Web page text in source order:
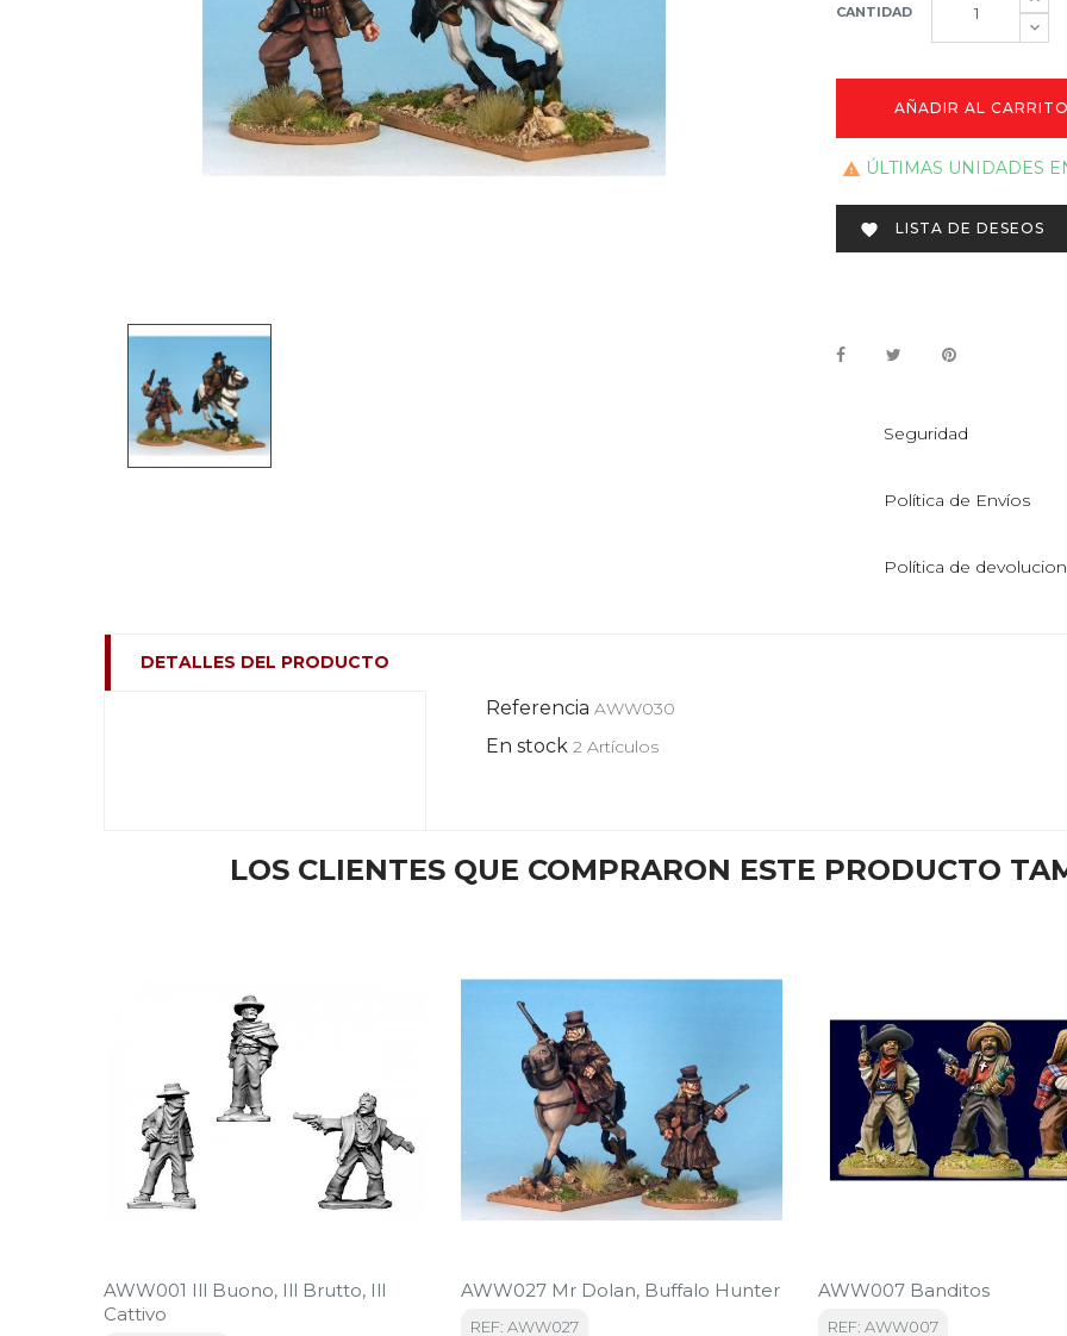
CANTIDAD
AÑADIR AL
 ÚLTIMAS UNIDADES
 LISTA DE DESEOS
Seguridad
Política de Envíos
Política de
DETALLES DEL PRODUCTO
Referencia AWW030
En stock 2 Artículos
LOS CLIENTES QUE COMPRARON ESTE PRODUCTO
AWW001 Ill Buono, Ill Brutto, Ill
Cattivo
AWW027 Mr Dolan, Buffalo Hunter
REF: AWW027
AWW007 Banditos
REF: AWW007